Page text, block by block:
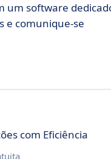
um software
e comunique-se
com Eficiência